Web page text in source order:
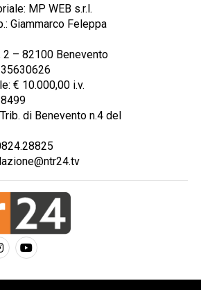
MP WEB s.r.l.
Giammarco Feleppa
2 – 82100 Benevento
€ 10.000,00 i.v.
di Benevento n.4 del